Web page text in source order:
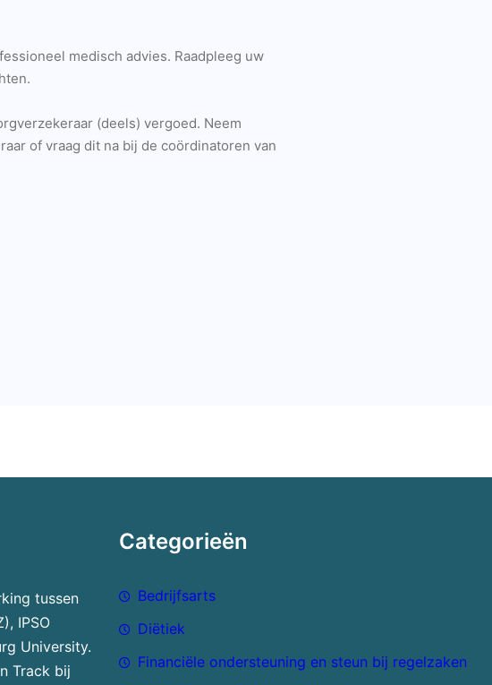
medisch advies. Raadpleeg uw
(deels) vergoed. Neem
of vraag dit na bij de coördinatoren van
tussen
IPSO
University.
Track bij
Categorieën
Bedrijfsarts
Diëtiek
Financiële ondersteuning en steun bij regelzaken